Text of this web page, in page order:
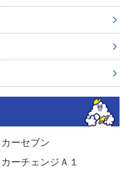
カーセブン
カーチェンジＡ１